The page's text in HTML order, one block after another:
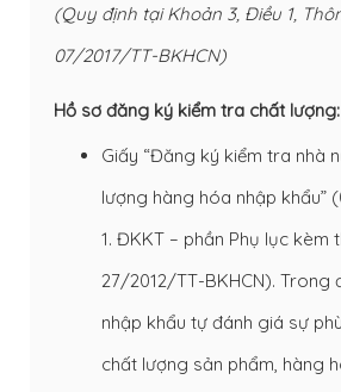
(Quy định tại Khoản 3, Điều 1,
07/2017/TT-BKHCN)
Hồ sơ đăng ký kiểm tra chất lượng:
Giấy “Đăng ký kiểm tra nhà
lượng hàng hóa nhập khẩu”
1. ĐKKT – phần Phụ lục kèm
27/2012/TT-BKHCN). Trong
nhập khẩu tự đánh giá sự
chất lượng sản phẩm, hàng